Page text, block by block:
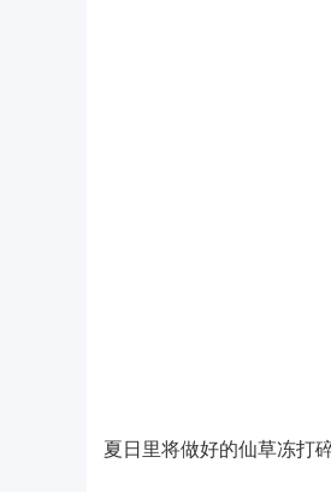
夏日里将做好的仙草冻打